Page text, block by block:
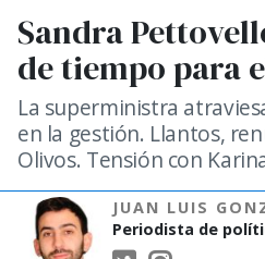
Sandra
de tiempo para
La superministra
en la gestión. Llantos,
Olivos. Tensión con
JUAN LUIS
Periodista de